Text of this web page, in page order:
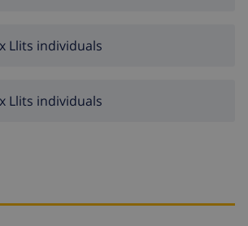
Llits individuals
Llits individuals